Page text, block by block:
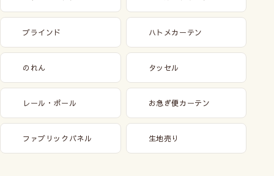
ブラインド ハトメカーテン
のれん タッセル
レール・ポール お急ぎ便カーテン
ファブリックパネル 生地売り